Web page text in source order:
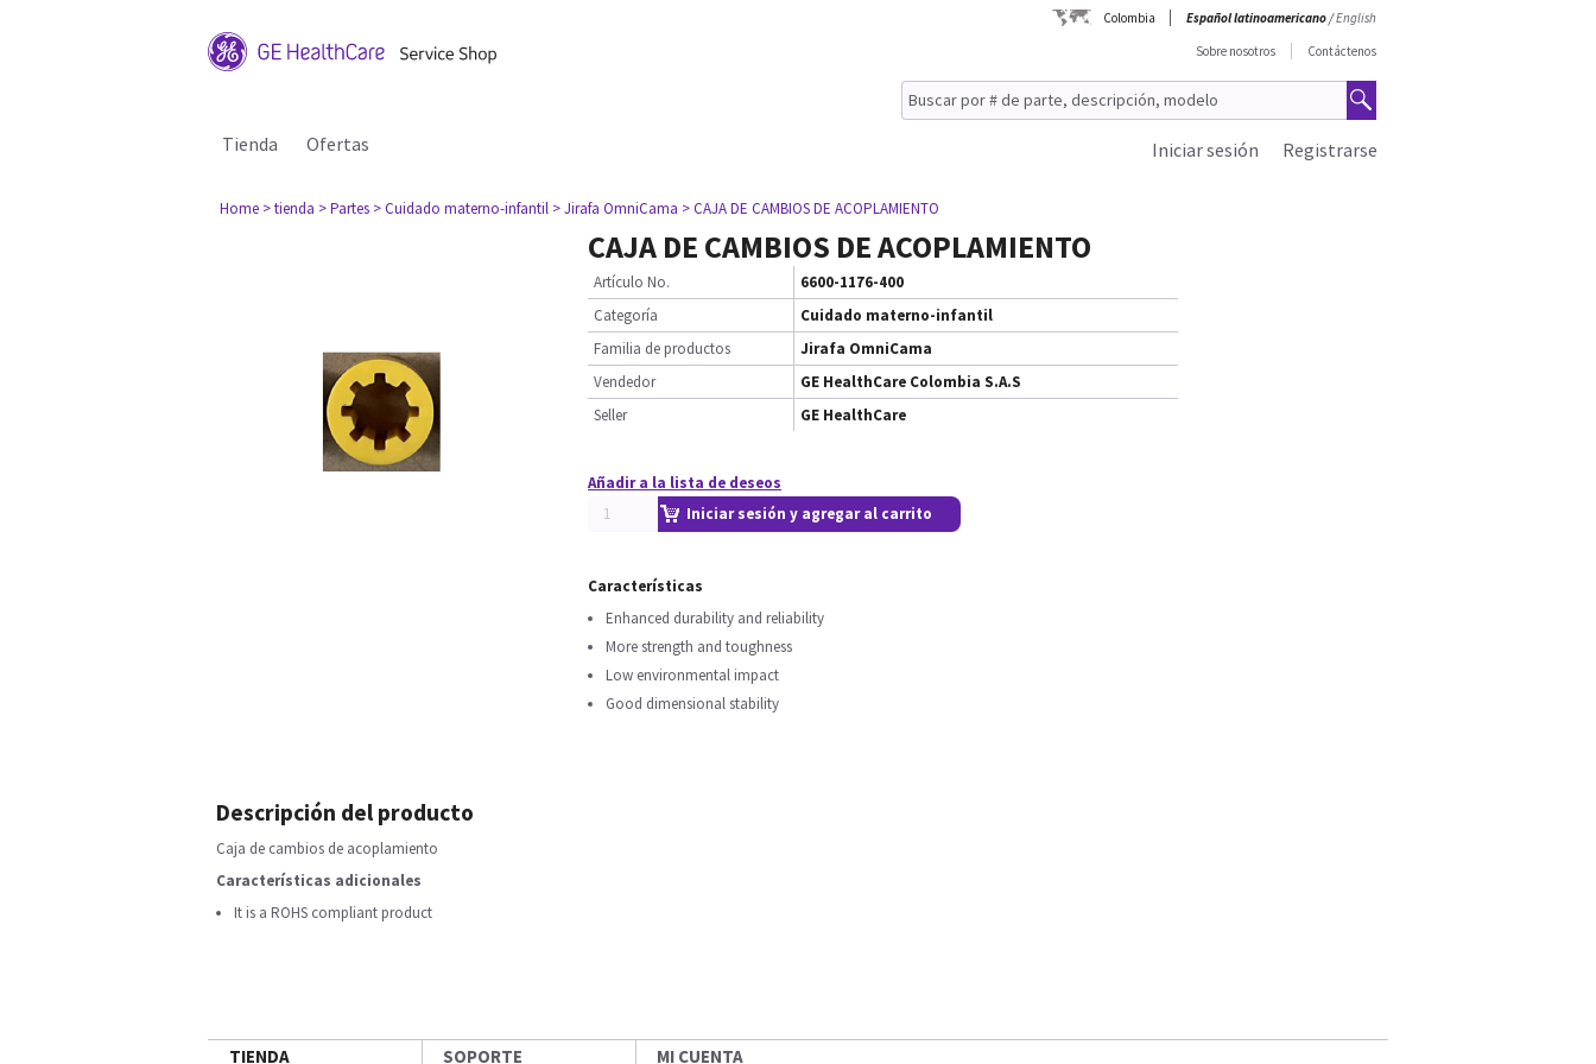
Colombia Español latinoamericano/English
Sobre nosotros
Contáctenos
Tienda Ofertas Registrarse
Iniciar sesión
Home > tienda > Partes > Cuidado materno-infantil > Jirafa OmniCama > CAJA DE CAMBIOS DE ACOPLAMIENTO
CAJA DE CAMBIOS DE ACOPLAMIENTO
Artículo No.
6600-1176-400
Categoría
Cuidado materno-infantil
Familia de productos
Jirafa OmniCama
Vendedor
GE HealthCare Colombia S.A.S
Seller
GE HealthCare
Añadir a la lista de deseos
Iniciar sesión y agregar al carrito
Características
Enhanced durability and reliability
More strength and toughness
Low environmental impact
Good dimensional stability
Descripción del producto
Caja de cambios de acoplamiento
Características adicionales
It is a ROHS compliant product
TIENDA SOPORTE MI CUENTA